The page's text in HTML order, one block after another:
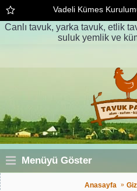
Vadeli Kümes
Canlı tavuk, yarka tavuk, etlik
suluk yemlik ve
Menüyü Göster
Anasayfa